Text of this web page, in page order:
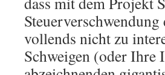
vollends nicht zu
Schweigen (oder Ihre